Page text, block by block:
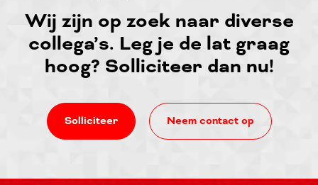
Wij zijn op zoek naar diverse
collega’s. Leg je de lat graag
hoog? Solliciteer dan nu!
Solliciteer Neem contact op